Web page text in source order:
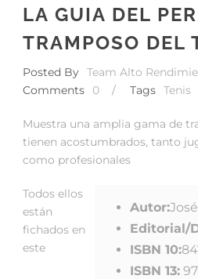
LA GUIA DEL
TRAMPOSO DEL
Posted By Team Alto
Comments
0 / Tags Tenis
Muestra una amplia gama de
tienen acostumbrados, tanto
como profesionales
Autor:
Editorial/
ISBN 10:
ISBN 13:
Todos ellos
están
fichados en
este